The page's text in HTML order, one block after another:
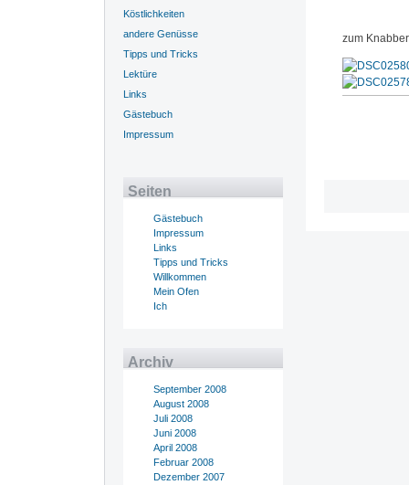
Köstlichkeiten
andere Genüsse
Tipps und Tricks
Lektüre
Links
Gästebuch
Impressum
Seiten
Gästebuch
Impressum
Links
Tipps und Tricks
Willkommen
Mein Ofen
Ich
Archiv
September 2008
August 2008
Juli 2008
Juni 2008
April 2008
Februar 2008
Dezember 2007
zum